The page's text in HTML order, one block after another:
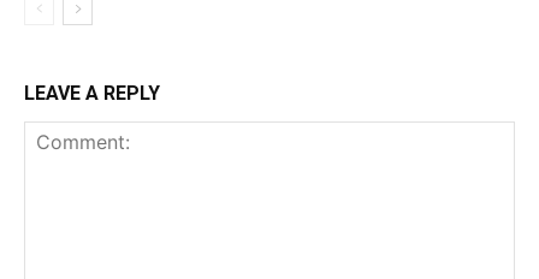
LEAVE A REPLY